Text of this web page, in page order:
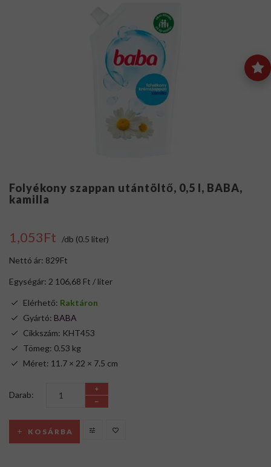
Folyékony szappan utántöltő, 0,5 l, BABA,
kamilla
1,053Ft /db (0.5 liter)
Nettó ár: 829Ft
Egységár: 2 106,68 Ft / liter
Elérhető: Raktáron
Gyártó: BABA
Cikkszám: KHT453
Tömeg: 0.53 kg
Méret: 11.7 × 22 × 7.5 cm
Darab:
KOSÁRBA